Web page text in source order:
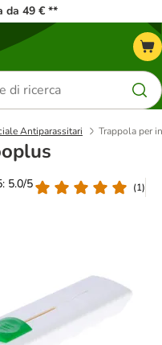
da 49 € **
Antiparassitari Trappola per
5.0/5
(1)